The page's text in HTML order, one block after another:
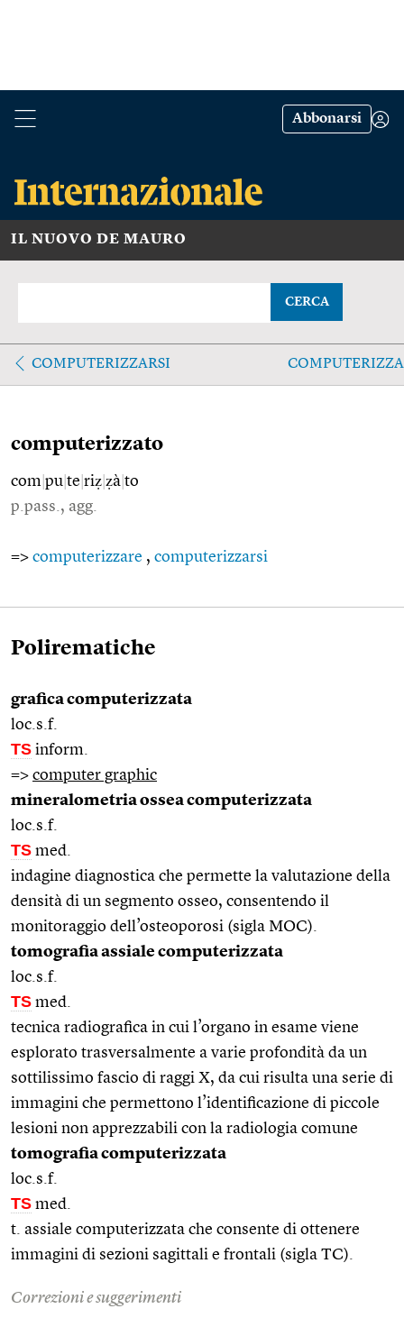
Abbonarsi
IL NUOVO DE MAURO
CERCA
COMPUTERIZZARSI
computerizzato
com pu te riẓ ẓà to
p.pass., agg.
=> computerizzare , computerizzarsi
Polirematiche
grafica computerizzata
loc.s.f.
TS inform.
=> computer graphic
mineralometria ossea computerizzata
loc.s.f.
TS med.
indagine diagnostica che permette la valutazione della
densità di un segmento osseo, consentendo il
monitoraggio dell’osteoporosi (sigla MOC).
tomografia assiale computerizzata
loc.s.f.
TS med.
tecnica radiografica in cui l’organo in esame viene
esplorato trasversalmente a varie profondità da un
sottilissimo fascio di raggi X, da cui risulta una serie di
immagini che permettono l’identificazione di piccole
lesioni non apprezzabili con la radiologia comune
tomografia computerizzata
loc.s.f.
TS med.
t. assiale computerizzata che consente di ottenere
immagini di sezioni sagittali e frontali (sigla TC).
Correzioni e suggerimenti